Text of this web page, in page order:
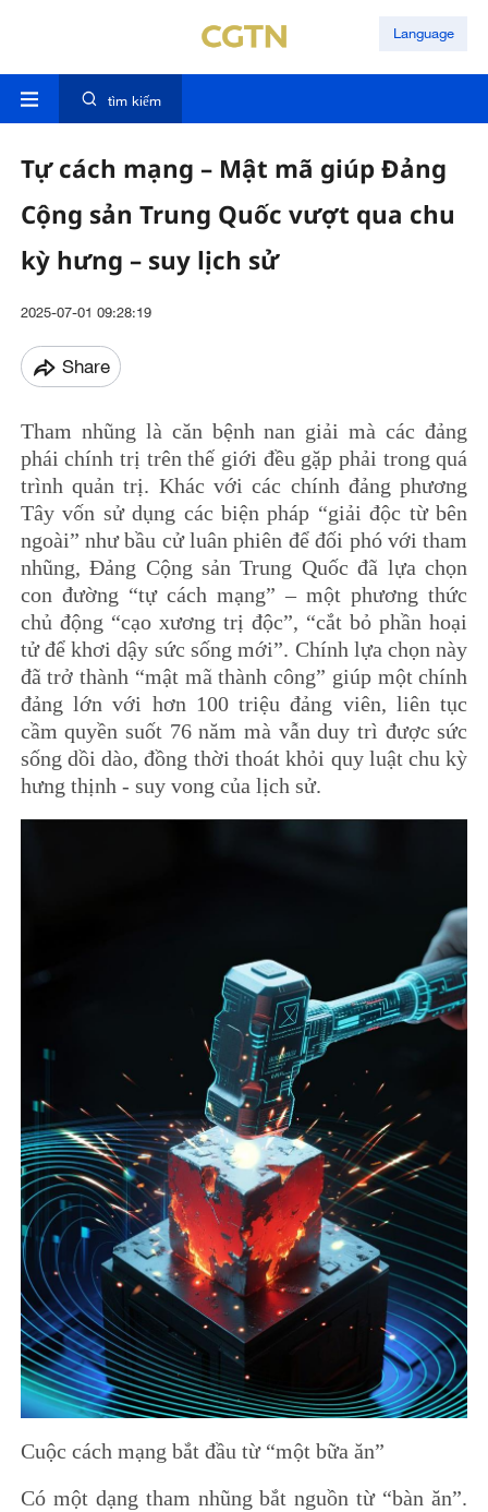
Language
tìm kiếm
Tự cách mạng – Mật mã giúp Đảng
Cộng sản Trung Quốc vượt qua chu
kỳ hưng – suy lịch sử
2025-07-01 09:28:19
Share
Tham nhũng là căn bệnh nan giải mà các đảng
phái chính trị trên thế giới đều gặp phải trong quá
trình quản trị. Khác với các chính đảng phương
Tây vốn sử dụng các biện pháp “giải độc từ bên
ngoài” như bầu cử luân phiên để đối phó với tham
nhũng, Đảng Cộng sản Trung Quốc đã lựa chọn
con đường “tự cách mạng” – một phương thức
chủ động “cạo xương trị độc”, “cắt bỏ phần hoại
tử để khơi dậy sức sống mới”. Chính lựa chọn này
đã trở thành “mật mã thành công” giúp một chính
đảng lớn với hơn 100 triệu đảng viên, liên tục
cầm quyền suốt 76 năm mà vẫn duy trì được sức
sống dồi dào, đồng thời thoát khỏi quy luật chu kỳ
hưng thịnh - suy vong của lịch sử.
Cuộc cách mạng bắt đầu từ “một bữa ăn”
Có một dạng tham nhũng bắt nguồn từ “bàn ăn”.